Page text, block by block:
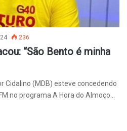
236
“São Bento é minha
Cidalino (MDB) esteve concedendo
no programa A Hora do Almoço…